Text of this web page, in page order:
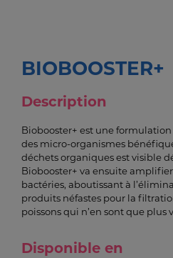
BIOBOOSTER+
Description
Biobooster+ est une
des micro-organismes
déchets organiques est visible
Biobooster+ va ensuite
bactéries, aboutissant à
produits néfastes pour la
poissons qui n’en sont que plus
Disponible en